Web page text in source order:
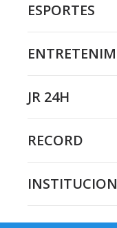
ESPORTES
JR 24H
RECORD